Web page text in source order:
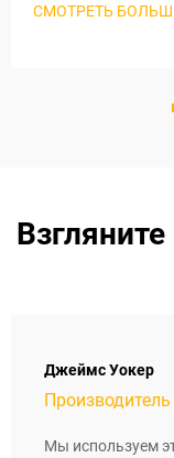
быстро и точно
СМОТРЕТЬ
Джеймс Уокер
Мы используем